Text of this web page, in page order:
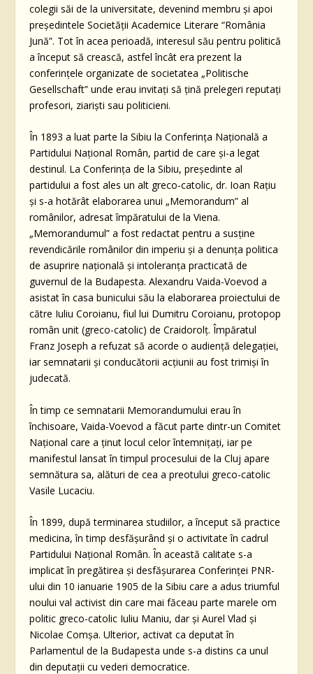
colegii săi de la universitate, devenind membru și apoi
președintele Societății Academice Literare “România
Jună”. Tot în acea perioadă, interesul său pentru politică
a început să crească, astfel încât era prezent la
conferinţele organizate de societatea „Politische
Gesellschaft” unde erau invitaţi să ţină prelegeri reputaţi
profesori, ziarişti sau politicieni.
În 1893 a luat parte la Sibiu la Conferinţa Naţională a
Partidului Naţional Român, partid de care şi-a legat
destinul. La Conferinţa de la Sibiu, preşedinte al
partidului a fost ales un alt greco-catolic, dr. Ioan Raţiu
şi s-a hotărât elaborarea unui „Memorandum” al
românilor, adresat împăratului de la Viena.
„Memorandumul” a fost redactat pentru a susţine
revendicările românilor din imperiu şi a denunţa politica
de asuprire naţională şi intoleranţa practicată de
guvernul de la Budapesta. Alexandru Vaida-Voevod a
asistat în casa bunicului său la elaborarea proiectului de
către Iuliu Coroianu, fiul lui Dumitru Coroianu, protopop
român unit (greco-catolic) de Craidorolț. Împăratul
Franz Joseph a refuzat să acorde o audienţă delegaţiei,
iar semnatarii şi conducătorii acţiunii au fost trimişi în
judecată.
În timp ce semnatarii Memorandumului erau în
închisoare, Vaida-Voevod a făcut parte dintr-un Comitet
Naţional care a ţinut locul celor întemniţaţi, iar pe
manifestul lansat în timpul procesului de la Cluj apare
semnătura sa, alături de cea a preotului greco-catolic
Vasile Lucaciu.
În 1899, după terminarea studiilor, a început să practice
medicina, în timp desfăşurând şi o activitate în cadrul
Partidului Naţional Român. În această calitate s-a
implicat în pregătirea şi desfăşurarea Conferinţei PNR-
ului din 10 ianuarie 1905 de la Sibiu care a adus triumful
noului val activist din care mai făceau parte marele om
politic greco-catolic Iuliu Maniu, dar și Aurel Vlad şi
Nicolae Comşa. Ulterior, activat ca deputat în
Parlamentul de la Budapesta unde s-a distins ca unul
din deputaţii cu vederi democratice.